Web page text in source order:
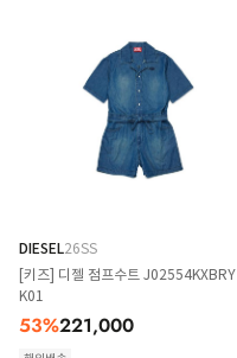
DIESEL26SS
[키즈] 디젤 점프수트 J02554KXBRY
K01
53%221,000